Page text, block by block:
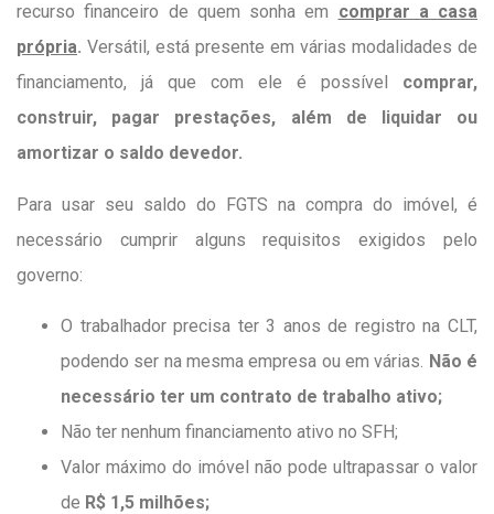
recurso financeiro de quem sonha em comprar a casa
própria. Versátil, está presente em várias modalidades de
financiamento, já que com ele é possível comprar,
construir, pagar prestações, além de liquidar ou
amortizar o saldo devedor.
Para usar seu saldo do FGTS na compra do imóvel, é
necessário cumprir alguns requisitos exigidos pelo
governo:
O trabalhador precisa ter 3 anos de registro na CLT,
podendo ser na mesma empresa ou em várias. Não é
necessário ter um contrato de trabalho ativo;
Não ter nenhum financiamento ativo no SFH;
Valor máximo do imóvel não pode ultrapassar o valor
de R$ 1,5 milhões;